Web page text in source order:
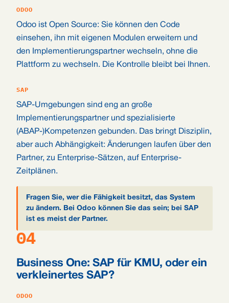
ODOO
Odoo ist Open Source: Sie können den Code
einsehen, ihn mit eigenen Modulen erweitern und
den Implementierungspartner wechseln, ohne die
Plattform zu wechseln. Die Kontrolle bleibt bei Ihnen.
SAP
SAP-Umgebungen sind eng an große
Implementierungspartner und spezialisierte
(ABAP-)Kompetenzen gebunden. Das bringt Disziplin,
aber auch Abhängigkeit: Änderungen laufen über den
Partner, zu Enterprise-Sätzen, auf Enterprise-
Zeitplänen.
Fragen Sie, wer die Fähigkeit besitzt, das System
zu ändern. Bei Odoo können Sie das sein; bei SAP
ist es meist der Partner.
04
Business One: SAP für KMU, oder ein
verkleinertes SAP?
ODOO